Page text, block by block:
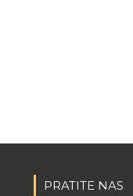
PRATITE NAS